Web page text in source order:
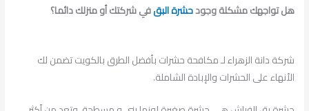
هل تواجهك مشكلة وجودحشرة البقفي شركتك أو منزلك دائما؟
شركة دانة الزهراء لـ مكافحة حشرات بأفضل الطرق بالكويت تضمن لك
الأنهاء على الحشرات والإبادة الشاملة.